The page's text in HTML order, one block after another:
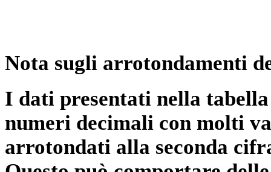
Nota sugli arrotondamenti
I dati presentati nella
numeri decimali con molti
arrotondati alla seconda